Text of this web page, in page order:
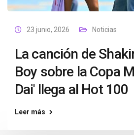
23 junio, 2026 Noticias
La canción de
Boy sobre la Copa
Dai' llega al Hot 100
Leer más